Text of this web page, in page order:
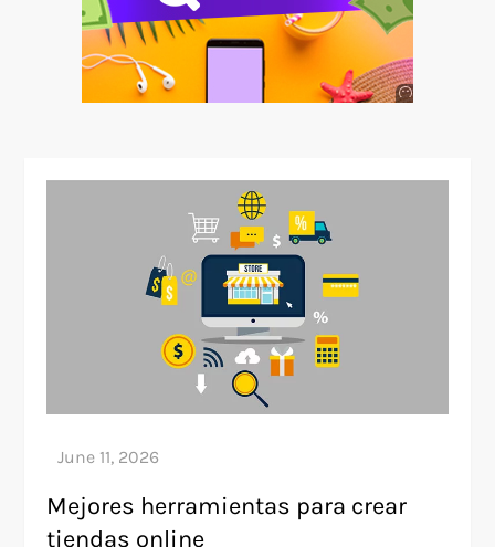
Mejores herramientas para crear
tiendas online